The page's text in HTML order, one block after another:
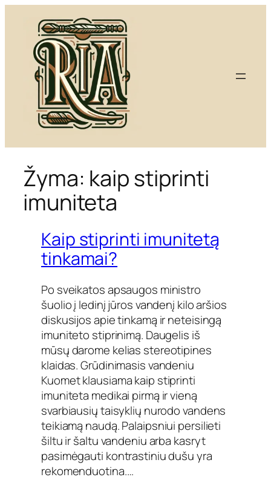
turinio
Žyma: kaip stiprinti
imuniteta
Kaip stiprinti imunitetą
tinkamai?
Po sveikatos apsaugos ministro
šuolio į ledinį jūros vandenį kilo aršios
diskusijos apie tinkamą ir neteisingą
imuniteto stiprinimą. Daugelis iš
mūsų darome kelias stereotipines
klaidas. Grūdinimasis vandeniu
Kuomet klausiama kaip stiprinti
imuniteta medikai pirmą ir vieną
svarbiausių taisyklių nurodo vandens
teikiamą naudą. Palaipsniui persilieti
šiltu ir šaltu vandeniu arba kasryt
pasimėgauti kontrastiniu dušu yra
rekomenduotina.…